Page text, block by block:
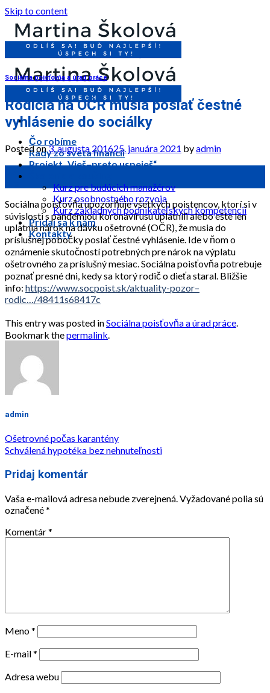
Skip to content
Čo robíme
Rady zo sveta financií
Projekt „Vieš–preto uspeješ“
Kurz pre budúcich manažérov
Kurz osobnostného rozvoja
Kurz základných podnikateľských kompetencií
Pridaj sa k nám
Kontakty
Sociálna poisťovňa a úrad práce
Rodičia na OČR musia poslať čestné
vyhlásenie do sociálky
Posted on3. augusta 201625. januára 2021 byadmin
Sociálna poisťovňa upozorňuje všetkých poistencov, ktorí si v
súvislosti s pandémiou koronavírusu uplatnili alebo ešte len
uplatnia nárok na dávku ošetrovné (OČR), že musia do
príslušnej pobočky poslať čestné vyhlásenie. Ide v ňom o
oznámenie skutočností potrebných pre nárok na výplatu
ošetrovného za príslušný mesiac. Sociálna poisťovňa potrebuje
poznať presné dni, kedy sa ktorý rodič o dieťa staral. Bližšie
info: https://www.socpoist.sk/aktuality-pozor–
rodic…/48411s68417c
This entry was posted inSociálna poisťovňa a úrad práce.
Bookmark thepermalink.
admin
Ošetrovné počas karantény
Schválená hypotéka bez nehnuteľnosti
Pridaj komentár
Vaša e-mailová adresa nebude zverejnená. Vyžadované polia sú
označené*
Komentár*
Meno*
E-mail*
Adresa webu